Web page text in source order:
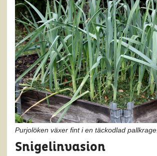
Purjolöken växer fint i en täckodlad pallkrage.
Snigelinvasion